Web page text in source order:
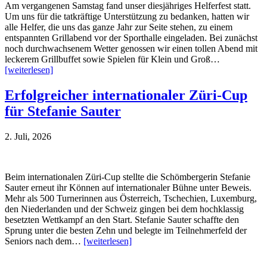
Am vergangenen Samstag fand unser diesjähriges Helferfest statt.
Um uns für die tatkräftige Unterstützung zu bedanken, hatten wir
alle Helfer, die uns das ganze Jahr zur Seite stehen, zu einem
entspannten Grillabend vor der Sporthalle eingeladen. Bei zunächst
noch durchwachsenem Wetter genossen wir einen tollen Abend mit
leckerem Grillbuffet sowie Spielen für Klein und Groß…
[weiterlesen]
Erfolgreicher internationaler Züri-Cup
für Stefanie Sauter
2. Juli, 2026
Beim internationalen Züri-Cup stellte die Schömbergerin Stefanie
Sauter erneut ihr Können auf internationaler Bühne unter Beweis.
Mehr als 500 Turnerinnen aus Österreich, Tschechien, Luxemburg,
den Niederlanden und der Schweiz gingen bei dem hochklassig
besetzten Wettkampf an den Start. Stefanie Sauter schaffte den
Sprung unter die besten Zehn und belegte im Teilnehmerfeld der
Seniors nach dem… [weiterlesen]